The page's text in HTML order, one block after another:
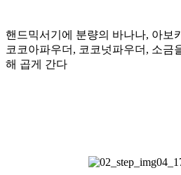
핸드믹서기에 분량의 바나나, 아보
코코아파우더, 코코넛파우더, 소금
해 곱게 간다